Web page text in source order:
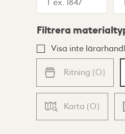
Lista Karta
Filtrera
Visa inte
Ritning (0)
Karta (0)